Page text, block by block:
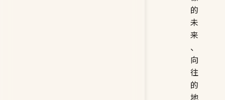
的
未
来
、
向
往
的
地